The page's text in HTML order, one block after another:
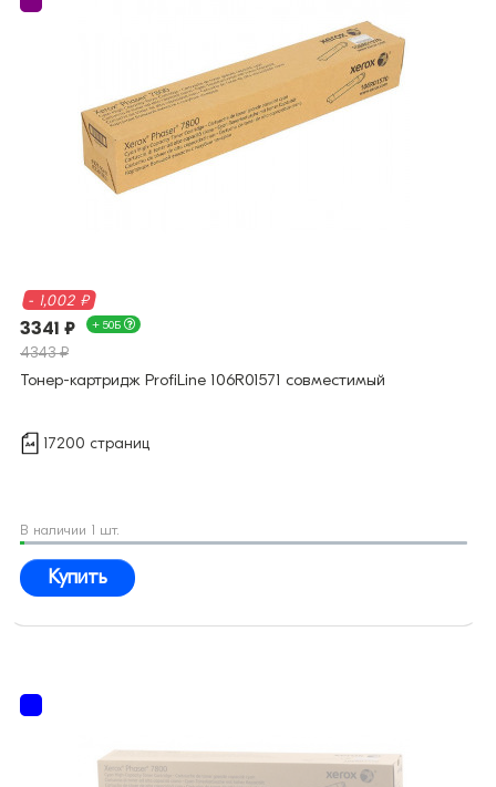
- 1,002 ₽
3341 ₽ + 50Б
4343 ₽
Тонер-картридж ProfiLine 106R01571 совместимый
17200 страниц
В наличии 1 шт.
Купить